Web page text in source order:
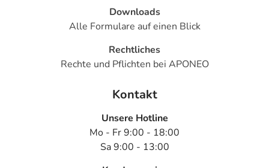
Downloads
Alle Formulare auf einen Blick
Rechtliches
Rechte und Pflichten bei APONEO
Kontakt
Unsere Hotline
Mo - Fr 9:00 - 18:00
Sa 9:00 - 13:00